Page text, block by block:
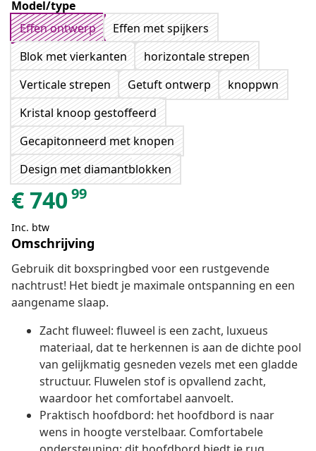
Model/type
Effen ontwerp
Effen met spijkers
Blok met vierkanten
horizontale strepen
Verticale strepen
Getuft ontwerp
knoppwn
Kristal knoop gestoffeerd
Gecapitonneerd met knopen
Design met diamantblokken
€74099
Inc. btw
Omschrijving
Gebruik dit boxspringbed voor een rustgevende
nachtrust! Het biedt je maximale ontspanning en een
aangename slaap.
Zacht fluweel: fluweel is een zacht, luxueus
materiaal, dat te herkennen is aan de dichte pool
van gelijkmatig gesneden vezels met een gladde
structuur. Fluwelen stof is opvallend zacht,
waardoor het comfortabel aanvoelt.
Praktisch hoofdbord: het hoofdbord is naar
wens in hoogte verstelbaar. Comfortabele